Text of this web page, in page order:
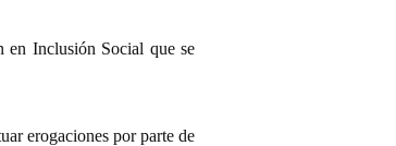
en Inclusión Social que se
erogaciones por parte de